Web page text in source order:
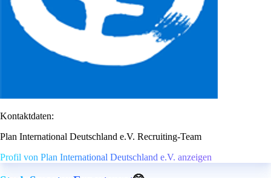
Kontaktdaten:
Plan International Deutschland e.V. Recruiting-Team
Profil von Plan International Deutschland e.V. anzeigen